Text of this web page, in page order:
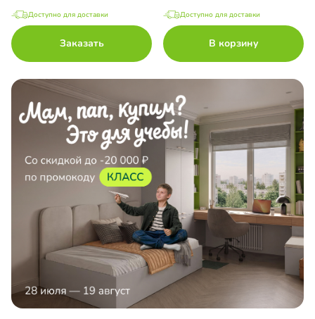
Доступно для доставки
Заказать
Доступно для доставки
В корзину